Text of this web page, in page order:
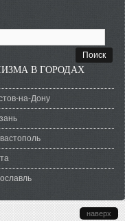
В ГОРОДАХ
на-Дону
наверх